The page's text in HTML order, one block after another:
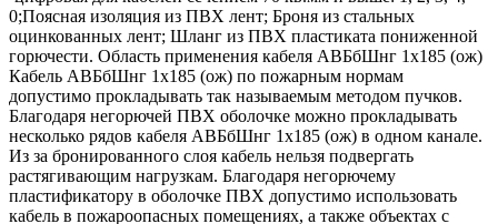
0;Поясная изоляция из ПВХ лент; Броня из стальных
оцинкованных лент; Шланг из ПВХ пластиката пониженной
горючести. Область применения кабеля АВБбШнг 1х185 (ож)
Кабель АВБбШнг 1х185 (ож) по пожарным нормам
допустимо прокладывать так называемым методом пучков.
Благодаря негорючей ПВХ оболочке можно прокладывать
несколько рядов кабеля АВБбШнг 1х185 (ож) в одном канале.
Из за бронированного слоя кабель нельзя подвергать
растягивающим нагрузкам. Благодаря негорючему
пластификатору в оболочке ПВХ допустимо использовать
кабель в пожароопасных помещениях, а также объектах с